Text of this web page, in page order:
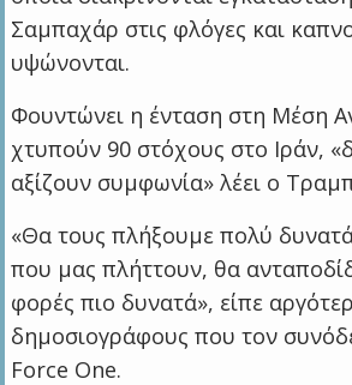
Σαμπαχάρ στις φλόγες και
υψώνονται.
Φουντώνει η ένταση στη Μέση
χτυπούν 90 στόχους στο Ιράν,
αξίζουν συμφωνία» λέει ο
«Θα τους πλήξουμε πολύ
που μας πλήττουν, θα
φορές πιο δυνατά», είπε
δημοσιογράφους που τον
Force One.